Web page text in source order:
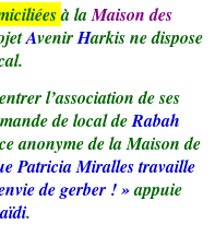
à laMaison des
AvenirHarkis ne dispose
l’association de ses
de local deRabah
anonyme de la Maison de
Patricia Miralles travaille
de gerber ! »appuie
.